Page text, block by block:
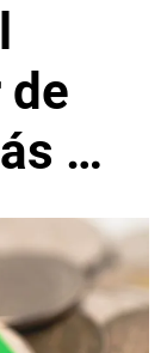
de